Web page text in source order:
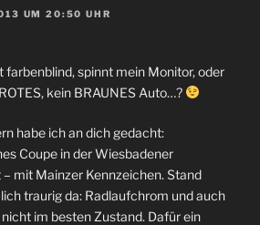
UM 20:50 UHR
farbenblind, spinnt mein Monitor, oder
kein BRAUNES Auto…?
habe ich an dich gedacht:
Coupe in der Wiesbadener
mit Mainzer Kennzeichen. Stand
traurig da: Radlaufchrom und auch
im besten Zustand. Dafür ein